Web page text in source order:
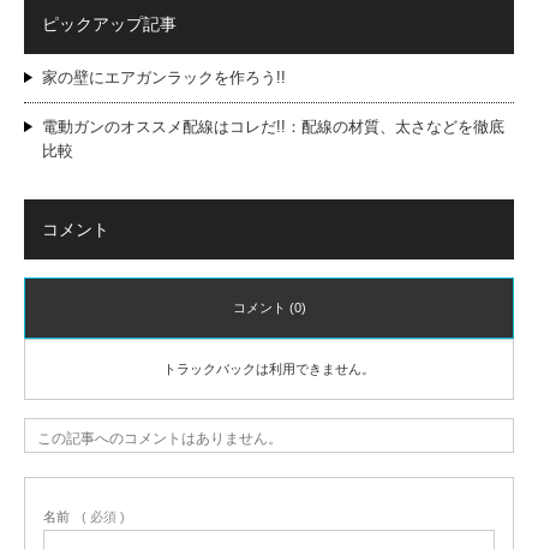
ピックアップ記事
家の壁にエアガンラックを作ろう!!
電動ガンのオススメ配線はコレだ!!：配線の材質、太さなどを徹底
比較
コメント
コメント (0)
トラックバックは利用できません。
この記事へのコメントはありません。
名前 ( 必須 )